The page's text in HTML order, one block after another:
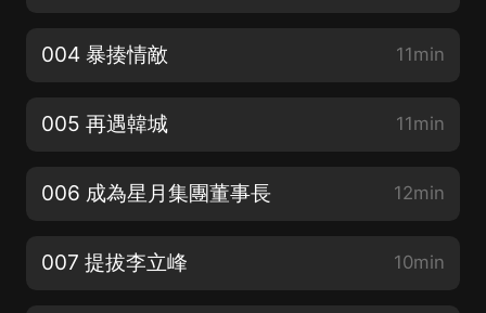
004 暴揍情敵 11min
005 再遇韓城 11min
006 成為星月集團董事長 12min
007 提拔李立峰 10min